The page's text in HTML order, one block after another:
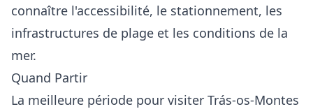
connaître l'accessibilité, le stationnement, les
infrastructures de plage et les conditions de la
mer.
Quand Partir
La meilleure période pour visiter Trás-os-Montes